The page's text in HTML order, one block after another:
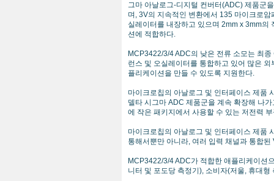
그마 아날로그-디지털 컨버터(ADC) 제품군
며, 3V의 지속적인 변환에서 135 마이크로
실레이터를 내장하고 있으며 2mm x 3mm의
션에 적합하다.
MCP3422/3/4 ADC의 낮은 전류 소모는 최
런스 및 오실레이터를 통합하고 있어 많은
플리케이션을 만들 수 있도록 지원한다.
마이크로칩의 아날로그 및 인터페이스 제품
델타 시그마 ADC 제품군을 계속 확장해 나
에 작은 패키지에서 사용할 수 있는 저전력
마이크로칩의 아날로그 및 인터페이스 제품
통해서뿐만 아니라, 여러 입력 채널과 통합
MCP3422/3/4 ADC가 적합한 애플리케이션
니터 및 포도당 측정기), 소비자(저울, 휴대